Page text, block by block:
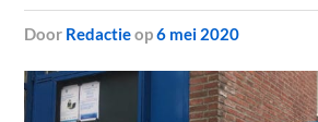
door Redactieop6 mei 2020